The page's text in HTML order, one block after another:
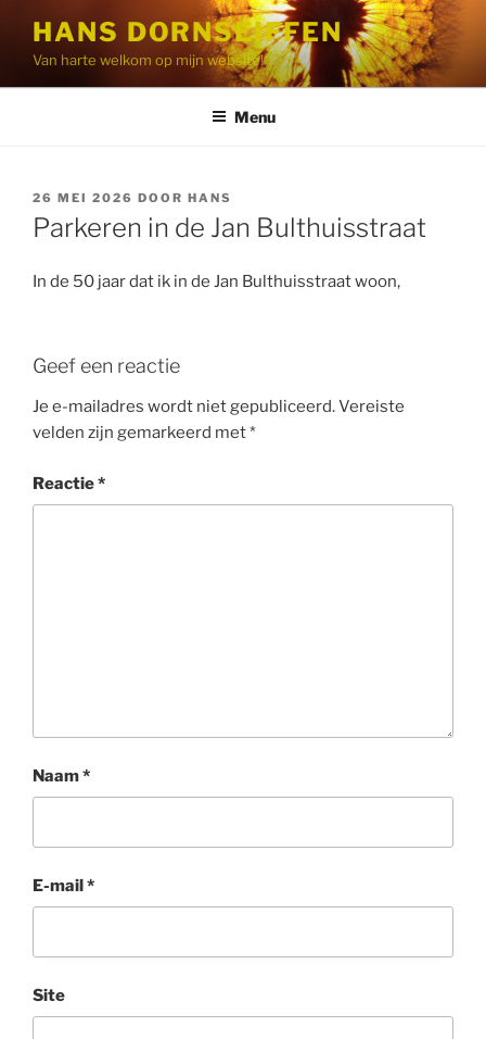
inhoud
HANS DORNSEIFFEN
Van harte welkom op mijn website!
Menu
GEPLAATST
OP
26 MEI 2026 DOOR HANS
Parkeren in de Jan Bulthuisstraat
In de 50 jaar dat ik in de Jan Bulthuisstraat woon,
Geef een reactie
Je e-mailadres wordt niet gepubliceerd.Vereiste
velden zijn gemarkeerd met*
Reactie*
Naam*
E-mail*
Site